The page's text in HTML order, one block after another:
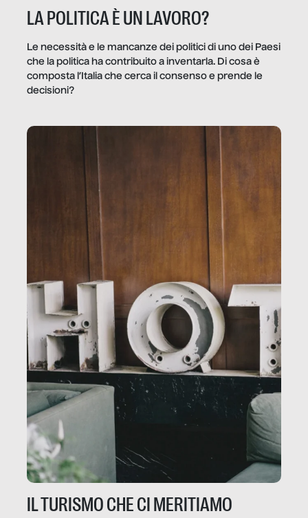
LA POLITICA È UN LAVORO?
Le necessità e le mancanze dei politici di uno dei Paesi
che la politica ha contribuito a inventarla. Di cosa è
composta l’Italia che cerca il consenso e prende le
decisioni?
IL TURISMO CHE CI MERITIAMO